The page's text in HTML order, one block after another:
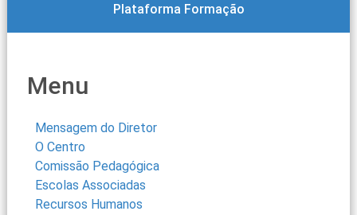
Plataforma Formação
Menu
Mensagem do Diretor
O Centro
Comissão Pedagógica
Escolas Associadas
Recursos Humanos